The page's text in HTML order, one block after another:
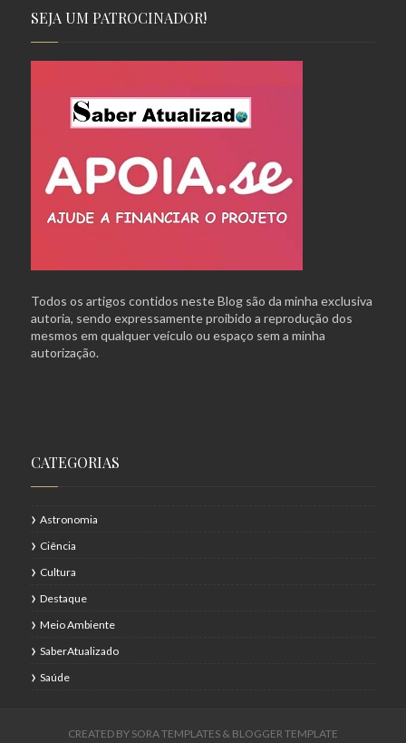
SEJA UM PATROCINADOR!
Todos os artigos contidos neste Blog são da minha exclusiva
autoria, sendo expressamente proibido a reprodução dos
mesmos em qualquer veículo ou espaço sem a minha
autorização.
CATEGORIAS
Astronomia
Ciência
Cultura
Destaque
Meio Ambiente
SaberAtualizado
Saúde
CREATED BY SORA TEMPLATES & BLOGGER TEMPLATE